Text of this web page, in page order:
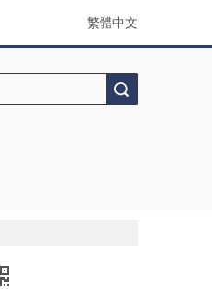
繁體中文